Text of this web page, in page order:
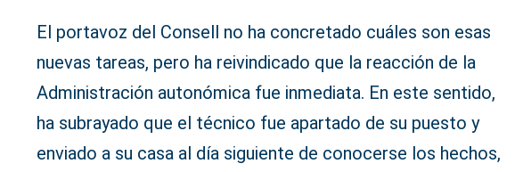
El portavoz del Consell no ha concretado cuáles son esas
nuevas tareas, pero ha reivindicado que la reacción de la
Administración autonómica fue inmediata. En este sentido,
ha subrayado que el técnico fue apartado de su puesto y
enviado a su casa al día siguiente de conocerse los hechos,